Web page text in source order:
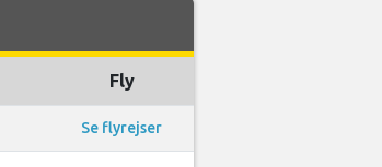
Fly
Se flyrejser